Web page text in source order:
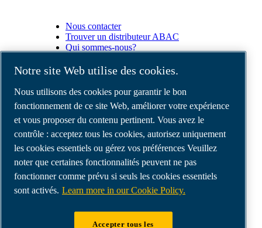
Nous contacter
Trouver un distributeur ABAC
Qui sommes-nous?
Partenaires
Espace
Partenaires
commerciaux
E-
Connect
2.0
Portal
Notre site Web utilise des cookies.
Nous utilisons des cookies pour garantir le bon
fonctionnement de ce site Web, améliorer votre expérience
et vous proposer du contenu pertinent. Vous avez le
contrôle : acceptez tous les cookies, autorisez uniquement
les cookies essentiels ou gérez vos préférences Veuillez
noter que certaines fonctionnalités peuvent ne pas
fonctionner comme prévu si seuls les cookies essentiels
sont activés. Learn more in our Cookie Policy.
Accepter tous les